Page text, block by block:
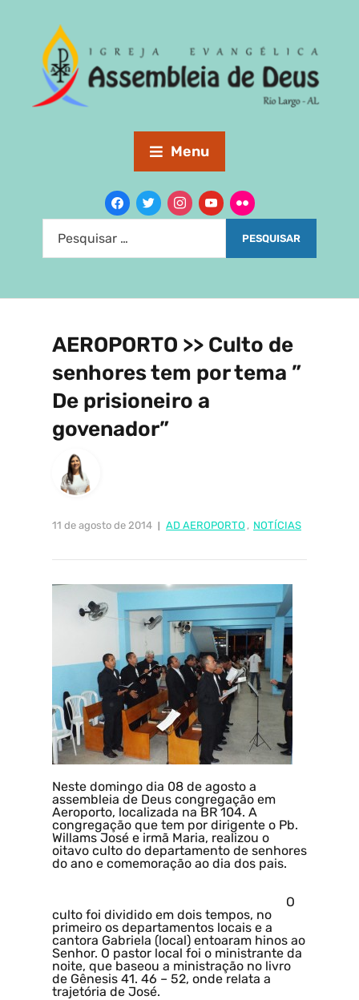
Menu
AEROPORTO >> Culto de
senhores tem por tema ”
De prisioneiro a
govenador”
11 de agosto de 2014 AD AEROPORTO , NOTÍCIAS
Neste domingo dia 08 de agosto a
assembleia de Deus congregação em
Aeroporto, localizada na BR 104. A
congregação que tem por dirigente o Pb.
Willams José e irmã Maria, realizou o
oitavo culto do departamento de senhores
do ano e comemoração ao dia dos pais.
O
culto foi dividido em dois tempos, no
primeiro os departamentos locais e a
cantora Gabriela (local) entoaram hinos ao
Senhor. O pastor local foi o ministrante da
noite, que baseou a ministração no livro
de Gênesis 41. 46 – 52, onde relata a
trajetória de José.